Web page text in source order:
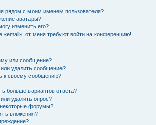
рядом с моим именем пользователя?
аватары?
изменить его?
«email», от меня требуют войти на конференцию!
или сообщение?
удалить сообщение?
к своему сообщению?
больше вариантов ответа?
удалить опрос?
форумы?
вложения?